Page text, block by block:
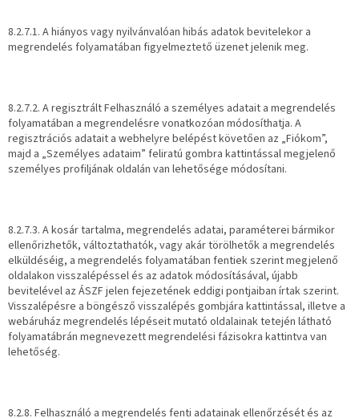
8.2.7.1. A hiányos vagy nyilvánvalóan hibás adatok bevitelekor a
megrendelés folyamatában figyelmeztető üzenet jelenik meg.
8.2.7.2. A regisztrált Felhasználó a személyes adatait a megrendelés
folyamatában a megrendelésre vonatkozóan módosíthatja. A
regisztrációs adatait a webhelyre belépést követően az „Fiókom”,
majd a „Személyes adataim” feliratú gombra kattintással megjelenő
személyes profiljának oldalán van lehetősége módosítani.
8.2.7.3. A kosár tartalma, megrendelés adatai, paraméterei bármikor
ellenőrizhetők, változtathatók, vagy akár törölhetők a megrendelés
elküldéséig, a megrendelés folyamatában fentiek szerint megjelenő
oldalakon visszalépéssel és az adatok módosításával, újabb
bevitelével az ÁSZF jelen fejezetének eddigi pontjaiban írtak szerint.
Visszalépésre a böngésző visszalépés gombjára kattintással, illetve a
webáruház megrendelés lépéseit mutató oldalainak tetején látható
folyamatábrán megnevezett megrendelési fázisokra kattintva van
lehetőség.
8.2.8. Felhasználó a megrendelés fenti adatainak ellenőrzését és az